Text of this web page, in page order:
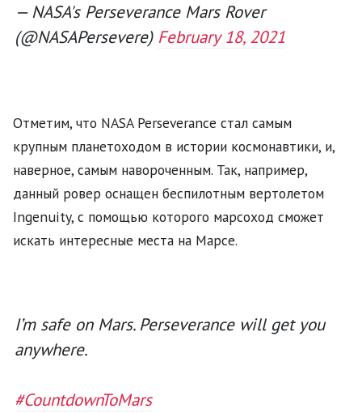
— NASA's Perseverance Mars Rover
(@NASAPersevere) February 18, 2021
Отметим, что NASA Perseverance стал самым
крупным планетоходом в истории космонавтики, и,
наверное, самым навороченным. Так, например,
данный ровер оснащен беспилотным вертолетом
Ingenuity, с помощью которого марсоход сможет
искать интересные места на Марсе.
I’m safe on Mars. Perseverance will get you
anywhere.
#CountdownToMars